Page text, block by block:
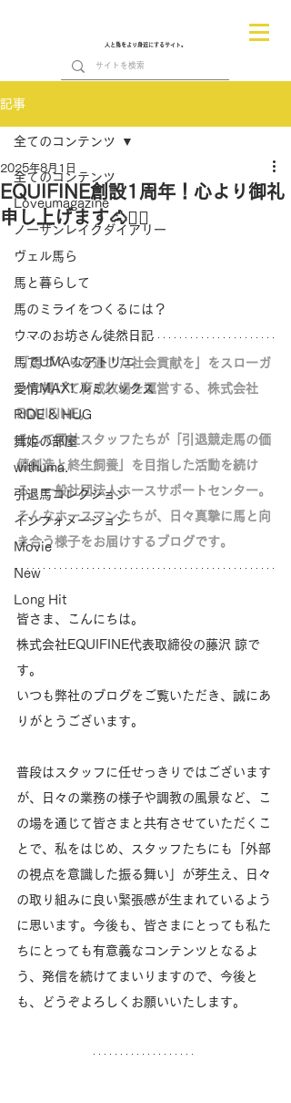
人と馬をより身近にするサイト。
記事
全てのコンテンツ
Loveumagazine
ノーザンレイクダイアリー
ヴェル馬ら
馬と暮らして
馬のミライをつくるには？
ウマのお坊さん徒然日記
馬でUMAなアトリエ
愛情MAX! ルミノックス
RIDE & HUG
舞姫の部屋
withuma.
引退馬コレクション
インフォメーション
Movie
New
Long Hit
全てのコンテンツ
EQUIFINE創設1周年！心より御礼
申し上げます🐴🙇‍♂️
2025年8月1日
「馬づくりを通じた社会貢献を」をスローガ
ンに掲げて育成牧場を運営する、株式会社
EQUIFINE。
そして同社スタッフたちが「 引退競走馬の価
値創造と終生飼養」を目指した活動を続け
る、一般社団法人ホースサポートセンター。
そんなホースマンたちが、日々真摯に馬と向
き合う様子をお届けするブログです。
皆さま、こんにちは。
株式会社EQUIFINE代表取締役の藤沢 諒で
す。
いつも弊社のブログをご覧いただき、誠にあ
りがとうございます。
普段はスタッフに任せっきりではございます
が、日々の業務の様子や調教の風景など、こ
の場を通じて皆さまと共有させていただくこ
とで、私をはじめ、スタッフたちにも「外部
の視点を意識した振る舞い」が芽生え、日々
の取り組みに良い緊張感が生まれているよう
に思います。今後も、皆さまにとっても私た
ちにとっても有意義なコンテンツとなるよ
う、発信を続けてまいりますので、今後と
も、どうぞよろしくお願いいたします。